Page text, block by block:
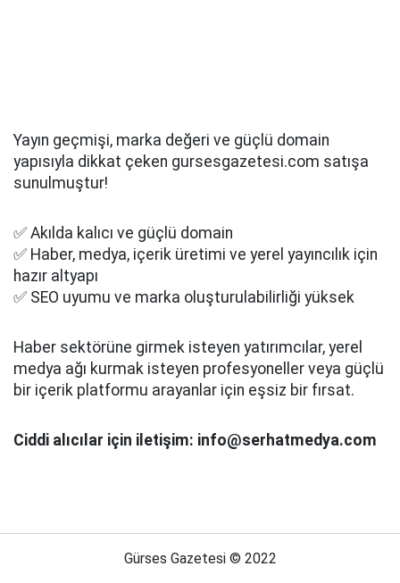
Yayın geçmişi, marka değeri ve güçlü domain
yapısıyla dikkat çeken gursesgazetesi.com satışa
sunulmuştur!
✅ Akılda kalıcı ve güçlü domain
✅ Haber, medya, içerik üretimi ve yerel yayıncılık için
hazır altyapı
✅ SEO uyumu ve marka oluşturulabilirliği yüksek
Haber sektörüne girmek isteyen yatırımcılar, yerel
medya ağı kurmak isteyen profesyoneller veya güçlü
bir içerik platformu arayanlar için eşsiz bir fırsat.
Ciddi alıcılar için iletişim: info@serhatmedya.com
Gürses Gazetesi © 2022